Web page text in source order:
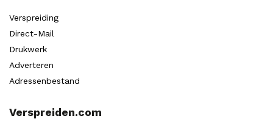
Verspreiding
Direct-Mail
Drukwerk
Adverteren
Adressenbestand
Verspreiden.com